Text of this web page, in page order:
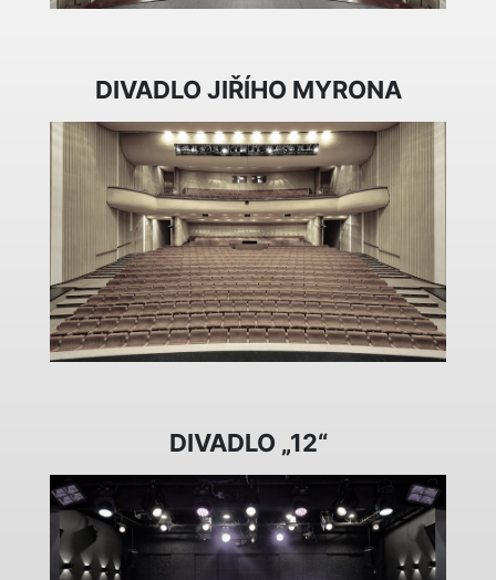
DIVADLO JIŘÍHO MYRONA
DIVADLO „12“